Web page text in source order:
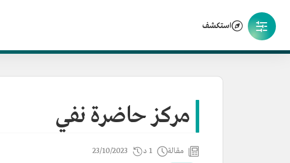
استكشف
مركز حاضرة نفي
مقالة 1 د 23/10/2023